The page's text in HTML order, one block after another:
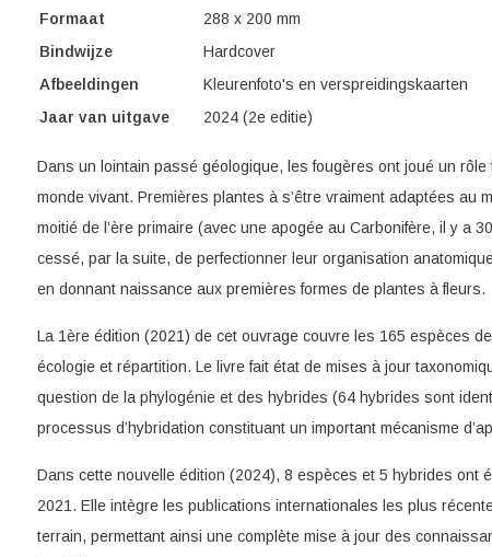
Formaat
288 x 200 mm
Bindwijze
Hardcover
Afbeeldingen
Kleurenfoto's en verspreidingskaarten
Jaar van uitgave
2024 (2e editie)
Dans un lointain passé géologique, les fougères ont joué un rôle
monde vivant. Premières plantes à s’être vraiment adaptées au
moitié de l’ère primaire (avec une apogée au Carbonifère, il y a
cessé, par la suite, de perfectionner leur organisation
en donnant naissance aux premières formes de plantes à fleurs.
La 1ère édition (2021) de cet ouvrage couvre les 165 espèces
écologie et répartition. Le livre fait état de mises à jour
question de la phylogénie et des hybrides (64 hybrides sont
processus d’hybridation constituant un important mécanisme
Dans cette nouvelle édition (2024), 8 espèces et 5 hybrides ont
2021. Elle intègre les publications internationales les plus
terrain, permettant ainsi une complète mise à jour des